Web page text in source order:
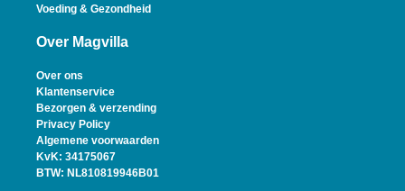
Voeding & Gezondheid
Over Magvilla
Over ons
Klantenservice
Bezorgen & verzending
Privacy Policy
Algemene voorwaarden
KvK: 34175067
BTW: NL810819946B01